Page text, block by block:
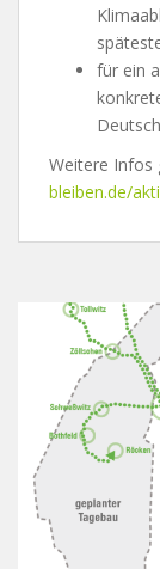
für ein
Weitere Infos
bleiben.de/